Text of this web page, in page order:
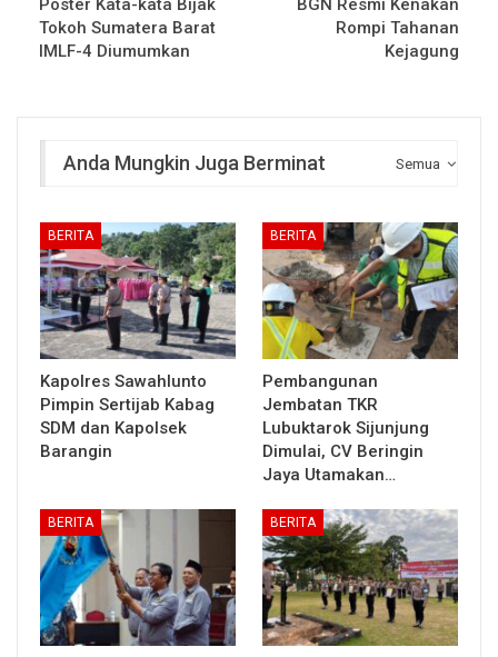
Poster Kata-kata Bijak
Tokoh Sumatera Barat
IMLF-4 Diumumkan
BGN Resmi Kenakan
Rompi Tahanan
Kejagung
Semua
Anda Mungkin Juga Berminat
BERITA
Kapolres Sawahlunto
Pimpin Sertijab Kabag
SDM dan Kapolsek
Barangin
BERITA
Pembangunan
Jembatan TKR
Lubuktarok Sijunjung
Dimulai, CV Beringin
Jaya Utamakan…
BERITA BERITA